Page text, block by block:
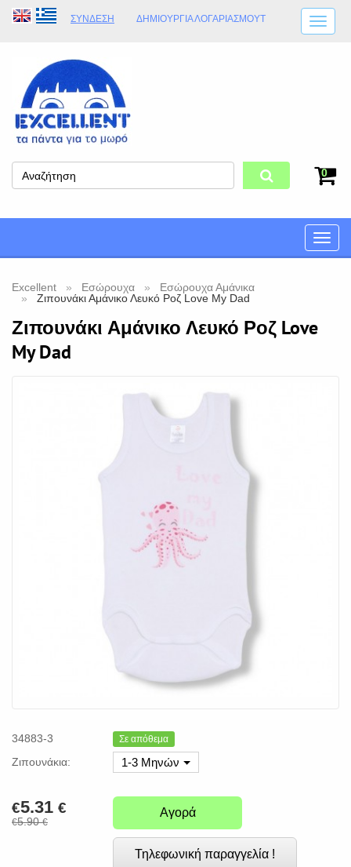
ΣΎΝΔΕΣΗ ΔΗΜΙΟΥΡΓΊΑ ΛΟΓΑΡΙΑΣΜΟΎT
ΩΡΆΡΙΟ ΚΑΤΑΣΤΉΜΑΤΟΣ
ΦΥΣΙΚΌ ΚΑΤΆΣΤΗΜΑ
0
Toggle
Excellent Εσώρουχα
Εσώρουχα Αμάνικα
Ζιπουνάκι Αμάνικο Λευκό Ροζ Love My Dad
Ζιπουνάκι Αμάνικο Λευκό Ροζ Love
My Dad
34883-3 Σε απόθεμα
Ζιπουνάκια: 1-3 Μηνών
€5.31 €
€5.90€
Αγορά
Τηλεφωνική παραγγελία !